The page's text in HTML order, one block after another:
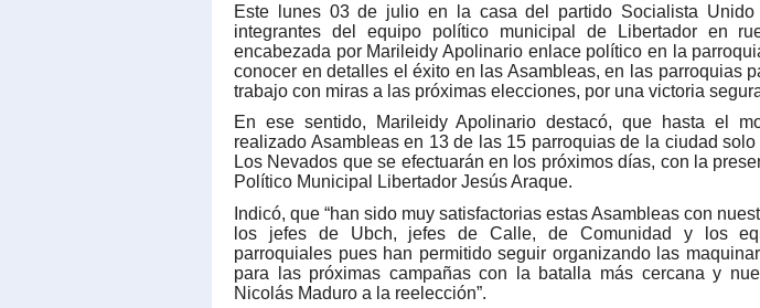
Este lunes 03 de julio en la casa del partido Socialista Unido
integrantes del equipo político municipal de Libertador en
encabezada por Marileidy Apolinario enlace político en la
conocer en detalles el éxito en las Asambleas, en las parroquias
trabajo con miras a las próximas elecciones, por una victoria
En ese sentido, Marileidy Apolinario destacó, que hasta el
realizado Asambleas en 13 de las 15 parroquias de la ciudad
Los Nevados que se efectuarán en los próximos días, con la
Político Municipal Libertador Jesús Araque.
Indicó, que “han sido muy satisfactorias estas Asambleas con
los jefes de Ubch, jefes de Calle, de Comunidad y los
parroquiales pues han permitido seguir organizando las
para las próximas campañas con la batalla más cercana y
Nicolás Maduro a la reelección”.